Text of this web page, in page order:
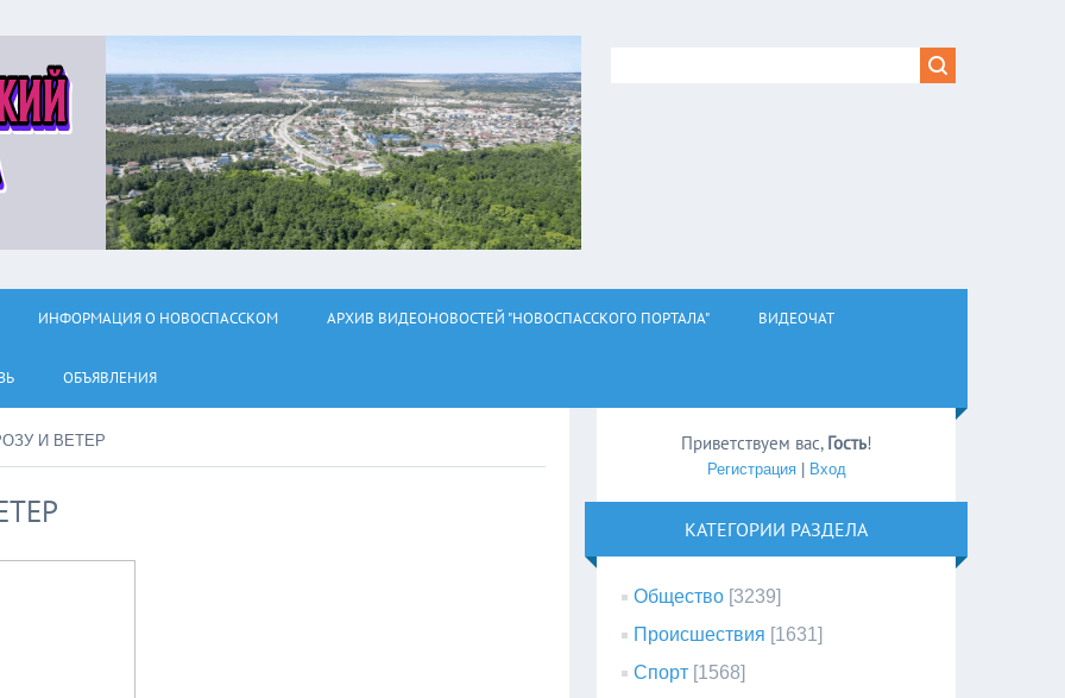
ИНФОРМАЦИЯ О НОВОСПАССКОМ АРХИВ ВИДЕОНОВОСТЕЙ "НОВОСПАССКОГО ПОРТАЛА" ВИДЕОЧАТ
ОБЪЯВЛЕНИЯ
И ВЕТЕР Приветствуем вас, Гость!
Регистрация| Вход
КАТЕГОРИИ РАЗДЕЛА
Общество [3239]
Происшествия [1631]
Спорт [1568]